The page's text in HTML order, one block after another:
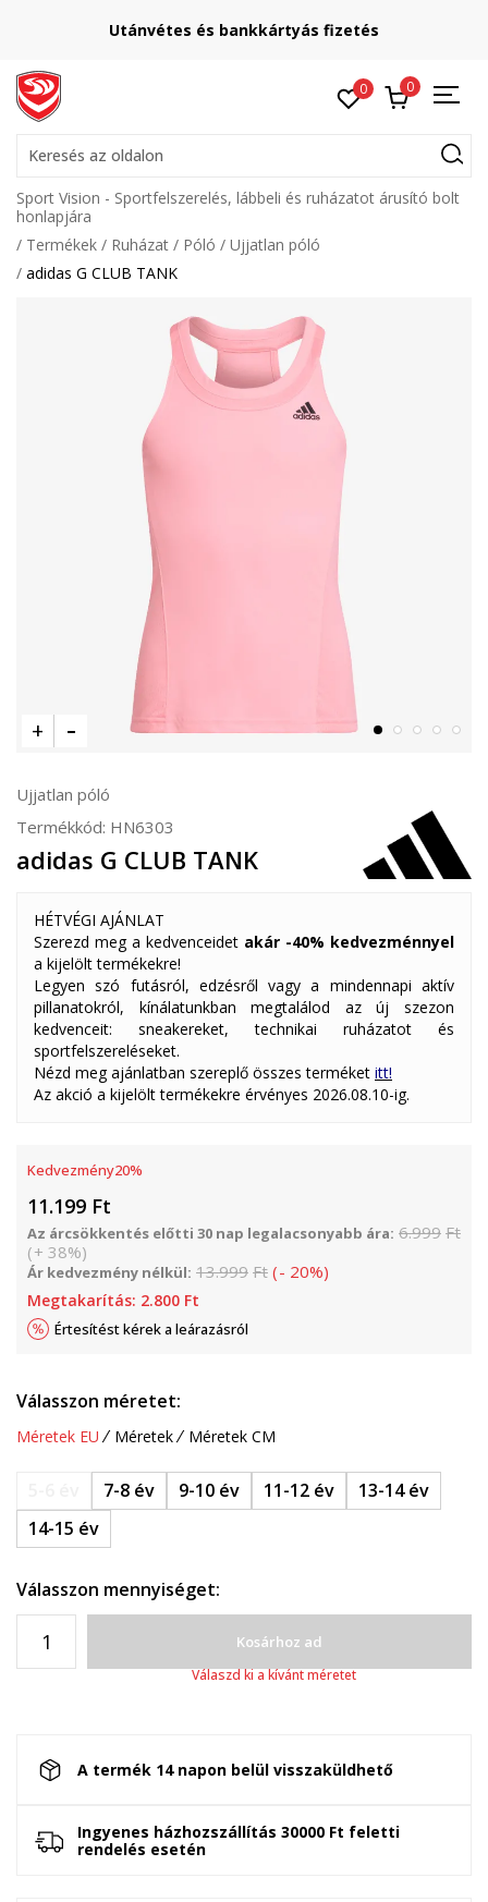
Utánvétes és bankkártyás fizetés
0 0
Keresés az oldalon
Sport Vision - Sportfelszerelés, lábbeli és ruházatot árusító bolt
honlapjára
Termékek
Ruházat Póló
Ujjatlan póló
adidas G CLUB TANK
Ujjatlan póló
Termékkód: HN6303
adidas G CLUB TANK
HÉTVÉGI AJÁNLAT
Szerezd meg a kedvenceidet akár -40% kedvezménnyel
a kijelölt termékekre!
Legyen szó futásról, edzésről vagy a mindennapi aktív
pillanatokról, kínálatunkban megtalálod az új szezon
kedvenceit: sneakereket, technikai ruházatot és
sportfelszereléseket.
Nézd meg ajánlatban szereplő összes terméket itt!
Az akció a kijelölt termékekre érvényes 2026.08.10-ig.
Kedvezmény20%
11.199 Ft
Az árcsökkentés előtti 30 nap legalacsonyabb ára: 6.999 Ft
(+ 38%)
Ár kedvezmény nélkül: 13.999 Ft (- 20%)
Megtakarítás: 2.800 Ft
Értesítést kérek a leárazásról
Válasszon méretet:
Méretek EU Méretek Méretek CM
7-8 év 9-10 év 11-12 év
13-14 év
14-15 év
Válasszon mennyiséget:
Kosárhoz ad
Válaszd ki a kívánt méretet
A termék 14 napon belül visszaküldhető
Ingyenes házhozszállítás 30000 Ft feletti
rendelés esetén